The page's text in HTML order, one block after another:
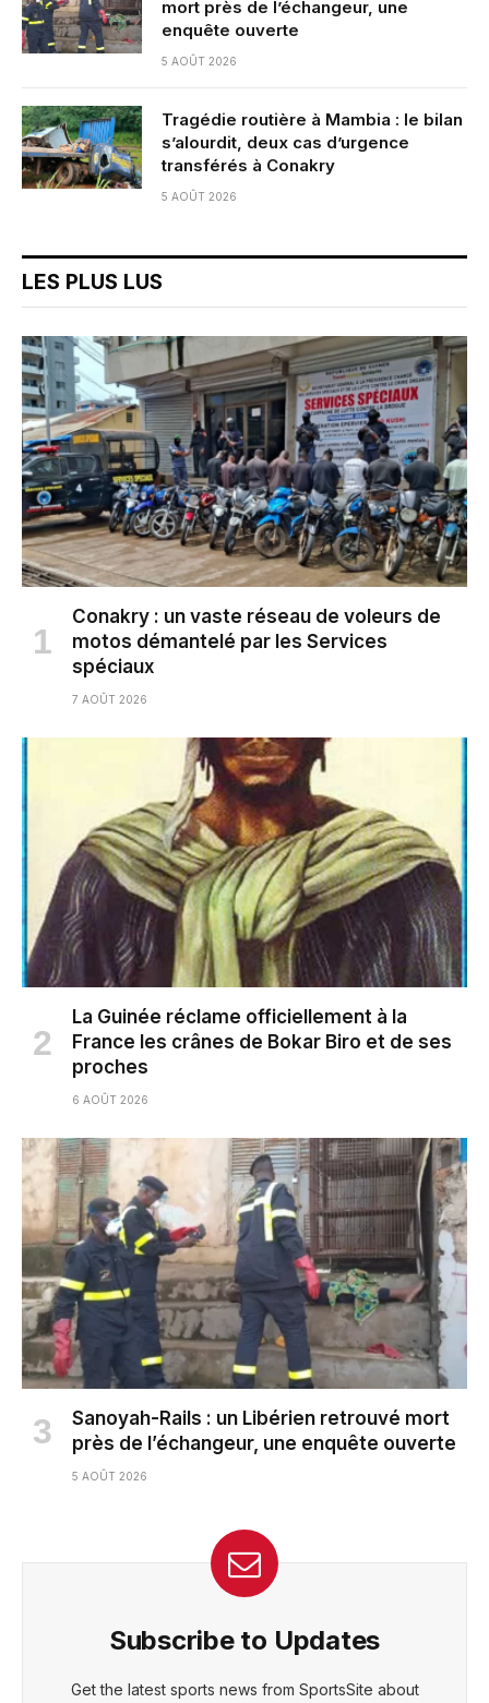
mort près de l’échangeur, une
enquête ouverte
5 AOÛT 2026
Tragédie routière à Mambia : le bilan
s’alourdit, deux cas d’urgence
transférés à Conakry
5 AOÛT 2026
LES PLUS LUS
Conakry : un vaste réseau de voleurs de
motos démantelé par les Services
spéciaux
7 AOÛT 2026
La Guinée réclame officiellement à la
France les crânes de Bokar Biro et de ses
proches
6 AOÛT 2026
Sanoyah-Rails : un Libérien retrouvé mort
près de l’échangeur, une enquête ouverte
5 AOÛT 2026
Subscribe to Updates
Get the latest sports news from SportsSite about